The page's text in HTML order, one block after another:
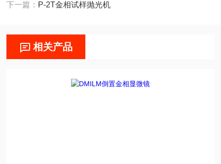
下一篇： P-2T金相试样抛光机
相关产品